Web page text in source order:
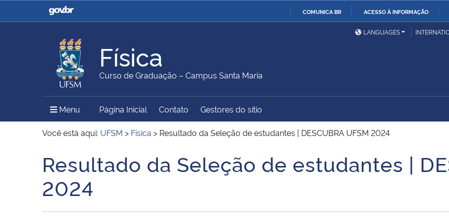
COMUNICA BR ACESSO À INFORMAÇÃO
Casa Civil
Ministério da Justiça e
Ministério da Defesa
Ministério das Relações
Exteriores
Ministério da Agricultura,
Pecuária e Abastecimento
Ministério da Educação
Ministério do Meio Ambiente Ministério do Turismo
Ministério do
Desenvolvimento Regional
União
Secretaria de Governo
Gabinete de Segurança
Advocacia-Geral da União Banco Central do Brasil
LANGUAGES
Física
Curso de Graduação – Campus Santa Maria
Menu Menu Principal do Sítio
Página Inicial Contato Gestores do sítio
Você está aqui: UFSM > Física > Resultado da Seleção de estudantes | DESCUBRA UFSM 2024
Início do conteúdo
Resultado da Seleção de estudantes |
2024